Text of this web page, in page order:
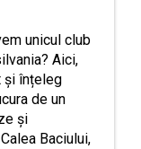
unicul club
Aici,
și înțeleg
de un
și
Baciului,